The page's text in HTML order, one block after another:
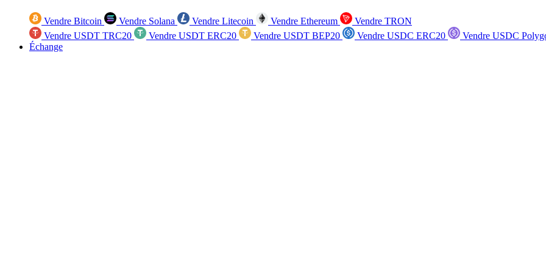
Vendre Bitcoin Vendre Solana Vendre Litecoin Vendre Ethereum
Vendre TRON
Vendre USDT TRC20
Vendre USDT ERC20 Vendre USDT BEP20 Vendre USDC ERC20
Vendre USDC
Échange